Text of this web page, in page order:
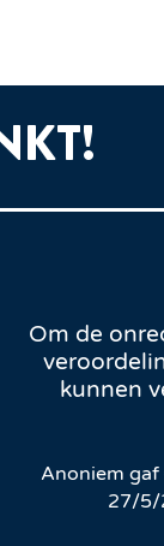
Om de
kunnen
Anoniem gaf
27/5/